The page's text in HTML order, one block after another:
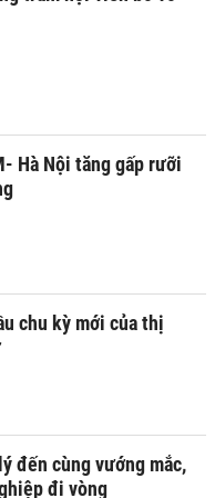
Hà Nội tăng gấp rưỡi
chu kỳ mới của thị
đến cùng vướng mắc,
đi vòng